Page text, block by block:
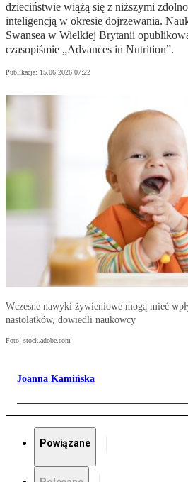
dzieciństwie wiążą się z niższymi
inteligencją w okresie dojrzewania.
Swansea w Wielkiej Brytanii
czasopiśmie „Advances in Nutrition”.
Publikacja: 15.06.2026 07:22
Wczesne nawyki żywieniowe mogą mieć
nastolatków, dowiedli naukowcy
Foto: stock.adobe.com
Joanna Kamińska
Powiązane